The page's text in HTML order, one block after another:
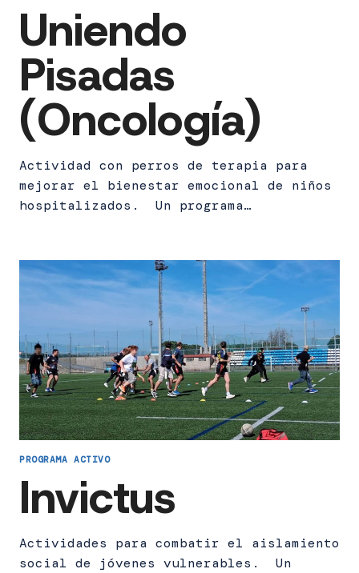
Uniendo
Pisadas
(Oncología)
Actividad con perros de terapia para
mejorar el bienestar emocional de niños
hospitalizados. Un programa…
PROGRAMA ACTIVO
Invictus
Actividades para combatir el aislamiento
social de jóvenes vulnerables. Un